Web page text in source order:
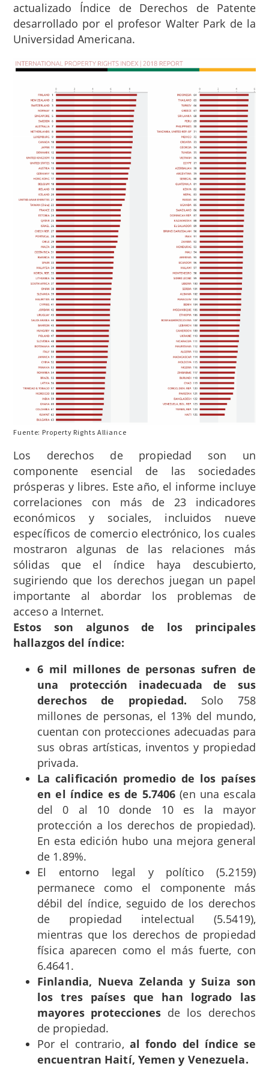
actualizado Índice de Derechos de Patente
desarrollado por el profesor Walter Park de la
Universidad Americana.
Fuente: Property Rights Alliance
Los derechos de propiedad son un
componente esencial de las sociedades
prósperas y libres. Este año, el informe incluye
correlaciones con más de 23 indicadores
económicos y sociales, incluidos nueve
específicos de comercio electrónico, los cuales
mostraron algunas de las relaciones más
sólidas que el índice haya descubierto,
sugiriendo que los derechos juegan un papel
importante al abordar los problemas de
acceso a Internet.
Estos son algunos de los principales
hallazgos del índice:
6 mil millones de personas sufren de
una protección inadecuada de sus
derechos de propiedad. Solo 758
millones de personas, el 13% del mundo,
cuentan con protecciones adecuadas para
sus obras artísticas, inventos y propiedad
privada.
La calificación promedio de los países
en el índice es de 5.7406 (en una escala
del 0 al 10 donde 10 es la mayor
protección a los derechos de propiedad).
En esta edición hubo una mejora general
de 1.89%.
El entorno legal y político (5.2159)
permanece como el componente más
débil del índice, seguido de los derechos
de propiedad intelectual (5.5419),
mientras que los derechos de propiedad
física aparecen como el más fuerte, con
6.4641.
Finlandia, Nueva Zelanda y Suiza son
los tres países que han logrado las
mayores protecciones de los derechos
de propiedad.
Por el contrario, al fondo del índice se
encuentran Haití, Yemen y Venezuela.